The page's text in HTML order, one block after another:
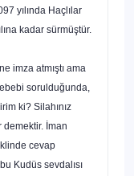
yılında Haçlılar
kadar sürmüştür.
imza atmıştı ama
sorulduğunda,
ki? Silahınız
demektir. İman
cevap
Kudüs sevdalısı